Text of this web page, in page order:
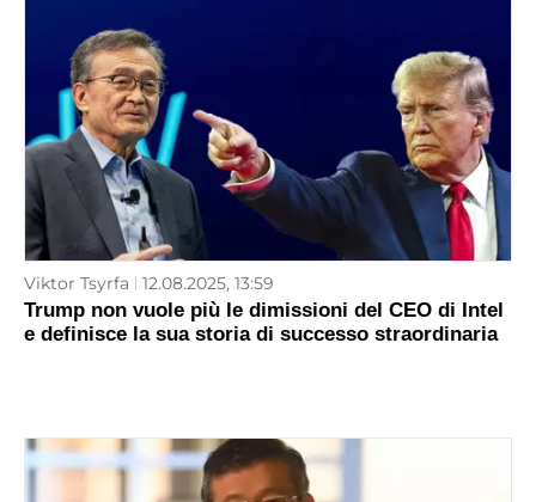
Viktor Tsyrfa 12.08.2025, 13:59
Trump non vuole più le dimissioni del CEO di Intel
e definisce la sua storia di successo straordinaria